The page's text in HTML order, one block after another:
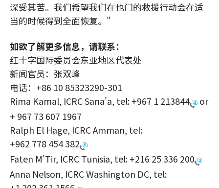
深受其苦。我们希望我们在也门的救援行动会在适
当的时候得到全面恢复。"
如欲了解更多信息，请联系：
红十字国际委员会东亚地区代表处
新闻官员：张双峰
电话：+86 10 85323290-301
Rima Kamal, ICRC Sana'a, tel:+967 1 213844
or
+ 967 73 607 1967
Ralph El Hage, ICRC Amman, tel:
+962 778 454 382
Faten M'Tir, ICRC Tunisia, tel:+216 25 336 200
Anna Nelson, ICRC Washington DC, tel: